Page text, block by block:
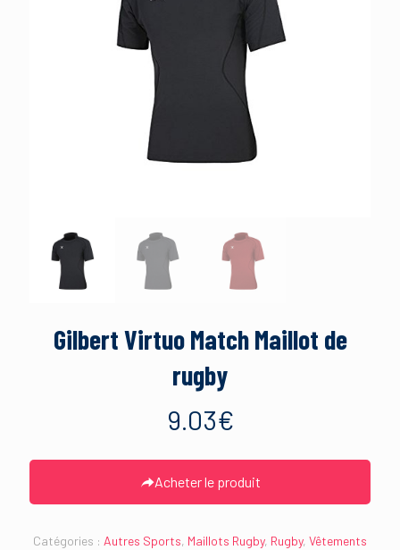
Gilbert Virtuo Match Maillot de
rugby
9.03€
Acheter le produit
Catégories : Autres Sports, Maillots Rugby, Rugby, Vêtements